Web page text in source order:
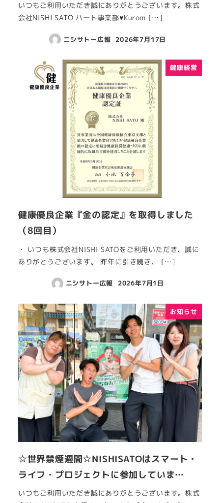
いつもご利用いただき誠にありがとうございます。株式
会社NISHI SATO ハート事業部♥Kurom […]
ニシサトー広報 2026年7月17日
健康経営
健康優良企業『金の認定』を取得しました
（8回目）
・ いつも株式会社NISHI SATOをご利用いただき、誠に
ありがとうございます。 昨年に引き続き、 […]
ニシサトー広報 2026年7月1日
お知らせ
☆世界禁煙週間☆NISHISATOはスマート・
ライフ・プロジェクトに参加していま…
いつもご利用いただき誠にありがとうございます。株式